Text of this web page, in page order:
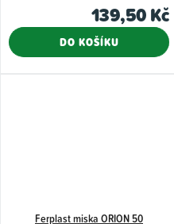
139,50 Kč
DO KOŠÍKU
Ferplast miska ORION 50